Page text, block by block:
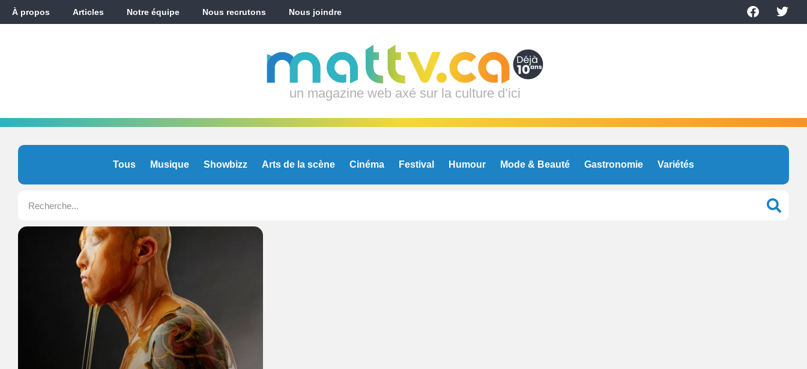
À propos Articles Notre équipe Nous recrutons Nous joindre
un magazine web axé sur la culture d’ici
Tous Musique Showbizz Arts de la scène Cinéma Festival Humour Mode & Beauté Gastronomie Variétés